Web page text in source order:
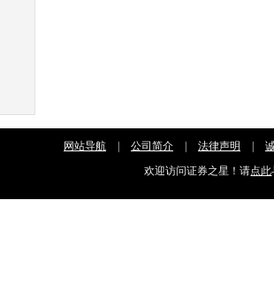
网站导航 公司简介 法律声明
欢迎访问证券之星！请点此